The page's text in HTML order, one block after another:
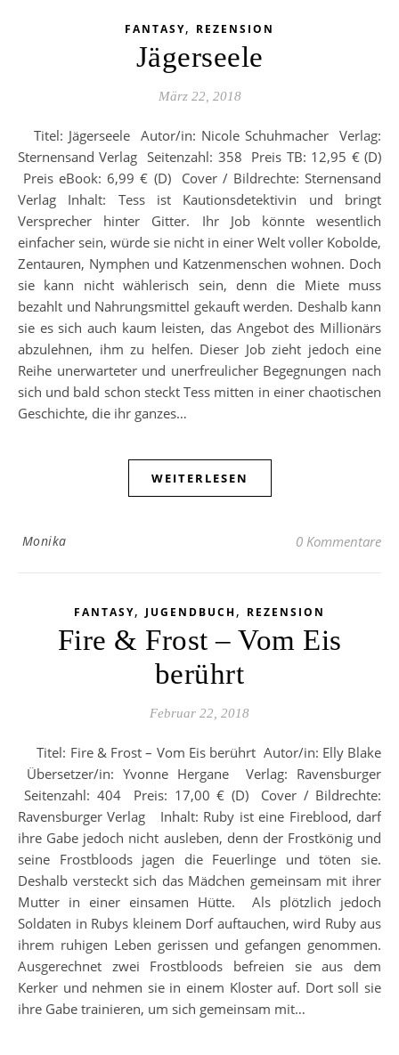
FANTASY, REZENSION
Jägerseele
März 22, 2018
Titel: Jägerseele Autor/in: Nicole Schuhmacher Verlag:
Sternensand Verlag Seitenzahl: 358 Preis TB: 12,95 € (D)
Preis eBook: 6,99 € (D) Cover / Bildrechte: Sternensand
Verlag Inhalt: Tess ist Kautionsdetektivin und bringt
Versprecher hinter Gitter. Ihr Job könnte wesentlich
einfacher sein, würde sie nicht in einer Welt voller Kobolde,
Zentauren, Nymphen und Katzenmenschen wohnen. Doch
sie kann nicht wählerisch sein, denn die Miete muss
bezahlt und Nahrungsmittel gekauft werden. Deshalb kann
sie es sich auch kaum leisten, das Angebot des Millionärs
abzulehnen, ihm zu helfen. Dieser Job zieht jedoch eine
Reihe unerwarteter und unerfreulicher Begegnungen nach
sich und bald schon steckt Tess mitten in einer chaotischen
Geschichte, die ihr ganzes…
WEITERLESEN
Monika 0 Kommentare
FANTASY, JUGENDBUCH, REZENSION
Fire & Frost – Vom Eis
berührt
Februar 22, 2018
Titel: Fire & Frost – Vom Eis berührt Autor/in: Elly Blake
Übersetzer/in: Yvonne Hergane Verlag: Ravensburger
Seitenzahl: 404 Preis: 17,00 € (D) Cover / Bildrechte:
Ravensburger Verlag Inhalt: Ruby ist eine Fireblood, darf
ihre Gabe jedoch nicht ausleben, denn der Frostkönig und
seine Frostbloods jagen die Feuerlinge und töten sie.
Deshalb versteckt sich das Mädchen gemeinsam mit ihrer
Mutter in einer einsamen Hütte. Als plötzlich jedoch
Soldaten in Rubys kleinem Dorf auftauchen, wird Ruby aus
ihrem ruhigen Leben gerissen und gefangen genommen.
Ausgerechnet zwei Frostbloods befreien sie aus dem
Kerker und nehmen sie in einem Kloster auf. Dort soll sie
ihre Gabe trainieren, um sich gemeinsam mit…